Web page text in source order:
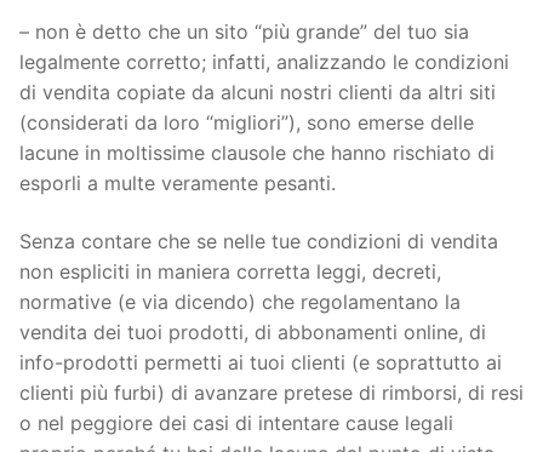
– non è detto che un sito “più grande” del tuo sia
legalmente corretto; infatti, analizzando le condizioni
di vendita copiate da alcuni nostri clienti da altri siti
(considerati da loro “migliori”), sono emerse delle
lacune in moltissime clausole che hanno rischiato di
esporli a multe veramente pesanti.
Senza contare che se nelle tue condizioni di vendita
non espliciti in maniera corretta leggi, decreti,
normative (e via dicendo) che regolamentano la
vendita dei tuoi prodotti, di abbonamenti online, di
info-prodotti permetti ai tuoi clienti (e soprattutto ai
clienti più furbi) di avanzare pretese di rimborsi, di resi
o nel peggiore dei casi di intentare cause legali